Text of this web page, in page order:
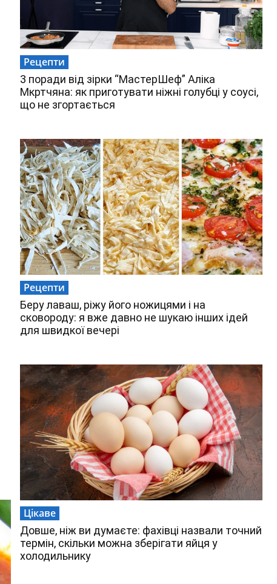
Рецепти
3 поради від зірки “МастерШеф” Аліка
Мкртчяна: як приготувати ніжні голубці у соусі,
що не згортається
Рецепти
Беру лаваш, ріжу його ножицями і на
сковороду: я вже давно не шукаю інших ідей
для швидкої вечері
Цікаве
Довше, ніж ви думаєте: фахівці назвали точний
термін, скільки можна зберігати яйця у
холодильнику